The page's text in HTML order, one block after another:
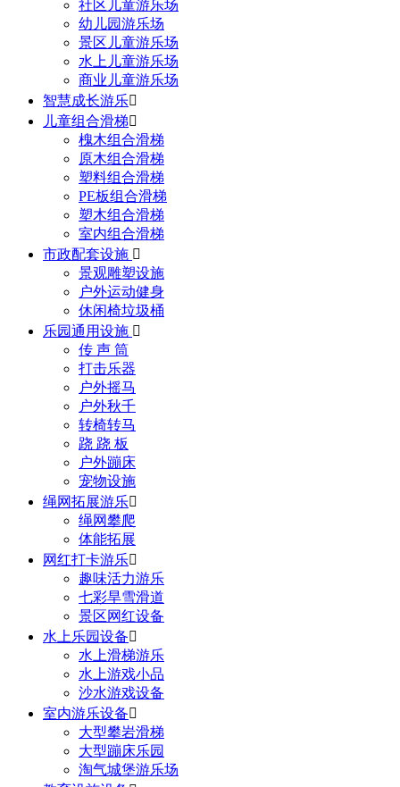
社区儿童游乐场
幼儿园游乐场
景区儿童游乐场
水上儿童游乐场
商业儿童游乐场
智慧成长游乐
儿童组合滑梯
槐木组合滑梯
原木组合滑梯
塑料组合滑梯
PE板组合滑梯
塑木组合滑梯
室内组合滑梯
市政配套设施 
景观雕塑设施
户外运动健身
休闲椅垃圾桶
乐园通用设施 
传 声 筒
打击乐器
户外摇马
户外秋千
转椅转马
跷 跷 板
户外蹦床
宠物设施
绳网拓展游乐
绳网攀爬
体能拓展
网红打卡游乐
趣味活力游乐
七彩旱雪滑道
景区网红设备
水上乐园设备
水上滑梯游乐
水上游戏小品
沙水游戏设备
室内游乐设备
大型攀岩滑梯
大型蹦床乐园
淘气城堡游乐场